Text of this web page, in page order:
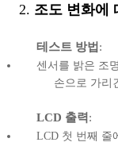
2. 조도 변화에
테스트 방법 :
센서를 밝은 조
손으로 가리
LCD 출력 :
LCD 첫 번째 줄